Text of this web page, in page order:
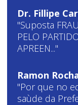
Dr. Fillipe
"Suposta
PELO
APREEN..."
Ramon
"Por que no
saùde da